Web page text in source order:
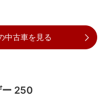
中古車を見る
ー 250